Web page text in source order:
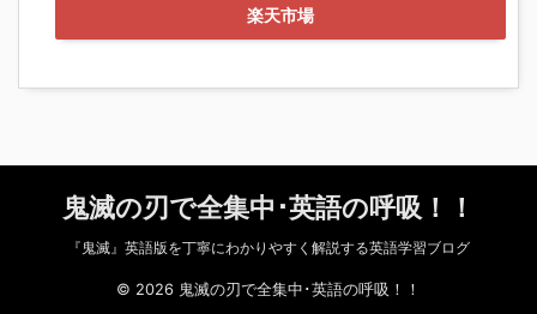
楽天市場
鬼滅の刃で全集中･英語の呼吸！！
『鬼滅』英語版を丁寧にわかりやすく解説する英語学習ブログ
© 2026 鬼滅の刃で全集中･英語の呼吸！！